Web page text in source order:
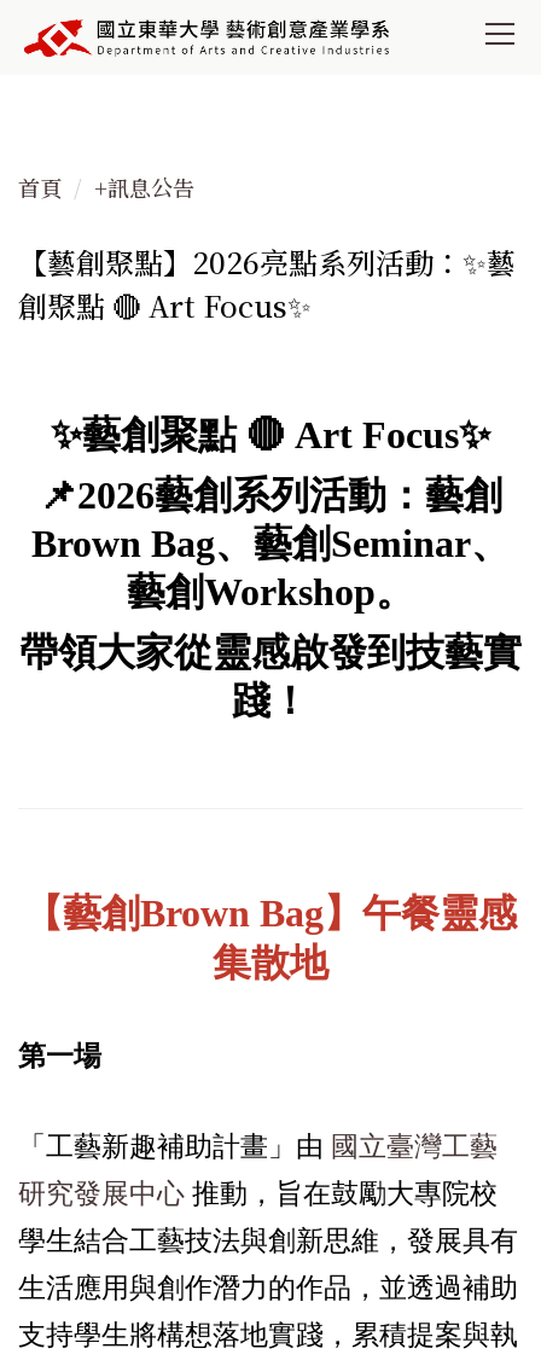
到
容
首頁 +訊息公告
【藝創聚點】2026亮點系列活動：✨藝
創聚點 🔴 Art Focus✨
✨藝創聚點 🔴 Art Focus✨
📌2026藝創系列活動：藝創
Brown Bag、藝創Seminar、
藝創Workshop。
帶領大家從靈感啟發到技藝實
踐！
【藝創Brown Bag】午餐靈感
集散地
第一場
「工藝新趣補助計畫」由 國立臺灣工藝
研究發展中心 推動，旨在鼓勵大專院校
學生結合工藝技法與創新思維，發展具有
生活應用與創作潛力的作品，並透過補助
支持學生將構想落地實踐，累積提案與執